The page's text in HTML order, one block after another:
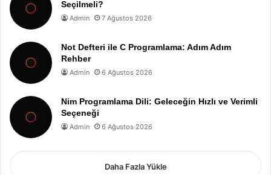
Seçilmeli?
Admin 7 Ağustos 2026
Not Defteri ile C Programlama: Adım Adım
Rehber
Admin 6 Ağustos 2026
Nim Programlama Dili: Geleceğin Hızlı ve Verimli
Seçeneği
Admin 6 Ağustos 2026
Daha Fazla Yükle